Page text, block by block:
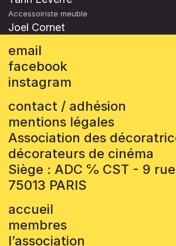
Accessoiriste meuble
Joel Cornet
email
facebook
instagram
contact / adhésion
mentions légales
Association des
décorateurs de cinéma
Siège : ADC ℅ CST - 9
75013 PARIS
accueil
membres
l’association